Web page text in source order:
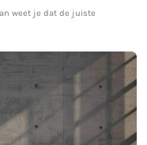
weet je dat de juiste